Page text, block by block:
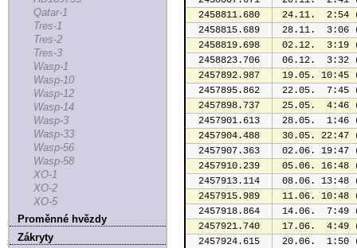
Qatar-1
Tres-1
Tres-2
Tres-3
Wasp-1
Wasp-10
Wasp-12
Wasp-14
Wasp-3
Wasp-33
Wasp-56
Wasp-58
XO-1
XO-2
XO-5
Proměnné hvězdy
Zákryty
2458811.680
24.11.  2:54
2458815.689
28.11.  3:06
2458819.698
02.12.  3:19
2458823.706
06.12.  3:32
2457892.987
19.05. 10:45
2457895.862
22.05.  7:45
2457898.737
25.05.  4:46
2457901.613
28.05.  1:46
2457904.488
30.05. 22:47
2457907.363
02.06. 19:47
2457910.239
05.06. 16:48
2457913.114
08.06. 13:48
2457915.989
11.06. 10:48
2457918.864
14.06.  7:49
2457921.740
17.06.  4:49
2457924.615
20.06.  1:50